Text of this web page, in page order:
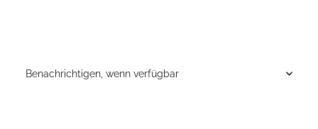
Benachrichtigen, wenn verfügbar